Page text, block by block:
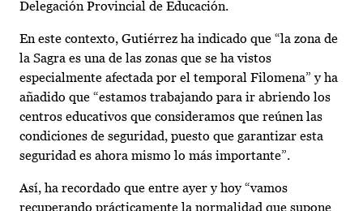
Delegación Provincial de Educación.
En este contexto, Gutiérrez ha indicado que “la zona de
la Sagra es una de las zonas que se ha vistos
especialmente afectada por el temporal Filomena” y ha
añadido que “estamos trabajando para ir abriendo los
centros educativos que consideramos que reúnen las
condiciones de seguridad, puesto que garantizar esta
seguridad es ahora mismo lo más importante”.
Así, ha recordado que entre ayer y hoy “vamos
recuperando prácticamente la normalidad que supone